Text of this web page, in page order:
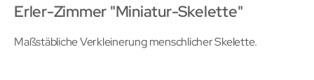
Erler-Zimmer "Miniatur-Skelette"
Maßstäbliche Verkleinerung menschlicher Skelette.